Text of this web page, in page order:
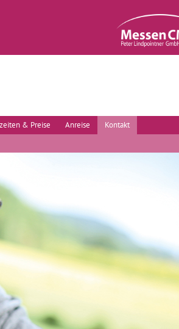
& Preise Anreise
Kontakt